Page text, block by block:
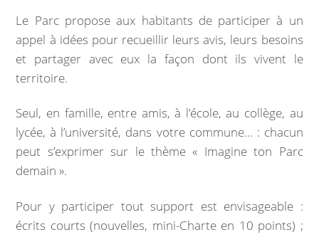
Salle communale
CCAS
Aux alentours
INFOS PRATIQUES
Demande d’acte civil
Le Parc propose aux habitants de participer à un
appel à idées pour recueillir leurs avis, leurs besoins
et partager avec eux la façon dont ils vivent le
territoire.
Seul, en famille, entre amis, à l’école, au collège, au
lycée, à l’université, dans votre commune… : chacun
peut s’exprimer sur le thème « Imagine ton Parc
demain ».
Pour y participer tout support est envisageable :
écrits courts (nouvelles, mini-Charte en 10 points) ;